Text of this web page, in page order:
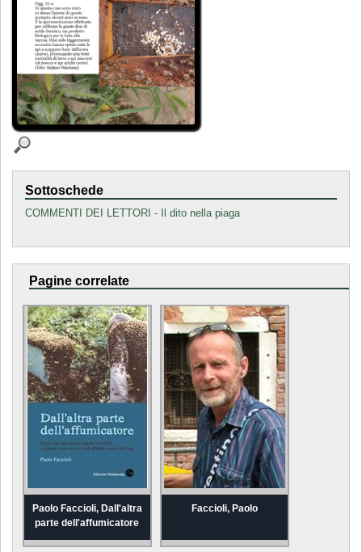
Sottoschede
COMMENTI DEI LETTORI - Il dito nella piaga
Pagine correlate
Paolo Faccioli, Dall'altra
parte dell'affumicatore
Faccioli, Paolo